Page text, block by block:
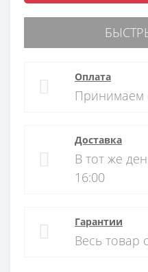
Оплата
Принимаем
Доставка
В тот же
16:00
Гарантии
Весь товар